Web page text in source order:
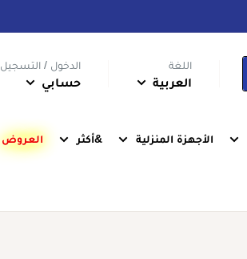
اللغة
العربية
الدخول / التسجيل
حسابي
الأجهزة المنزلية &أكثر العروض